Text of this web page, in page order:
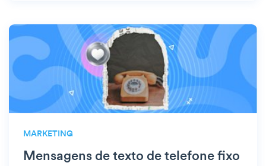
MARKETING
Mensagens de texto de telefone fixo